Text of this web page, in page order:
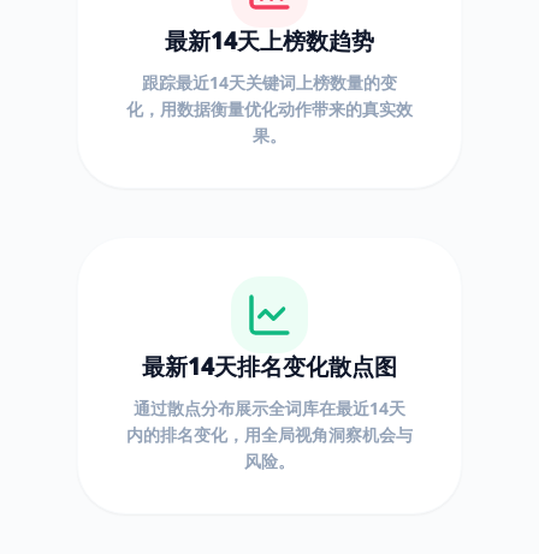
最新14天上榜数趋势
跟踪最近14天关键词上榜数量的变
化，用数据衡量优化动作带来的真实效
果。
最新14天排名变化散点图
通过散点分布展示全词库在最近14天
内的排名变化，用全局视角洞察机会与
风险。